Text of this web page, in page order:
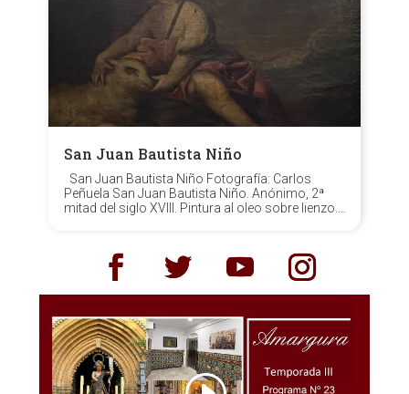
San Juan Bautista Niño
San Juan Bautista Niño Fotografía: Carlos
Peñuela San Juan Bautista Niño. Anónimo, 2ª
mitad del siglo XVIII. Pintura al oleo sobre lienzo.
Infancia de las figuras...